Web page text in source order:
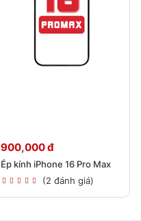
900,000 đ
Ép kính iPhone 16 Pro Max
(2 đánh giá)